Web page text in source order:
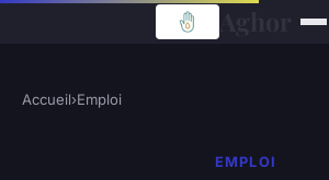
Accueil›Emploi
EMPLOI